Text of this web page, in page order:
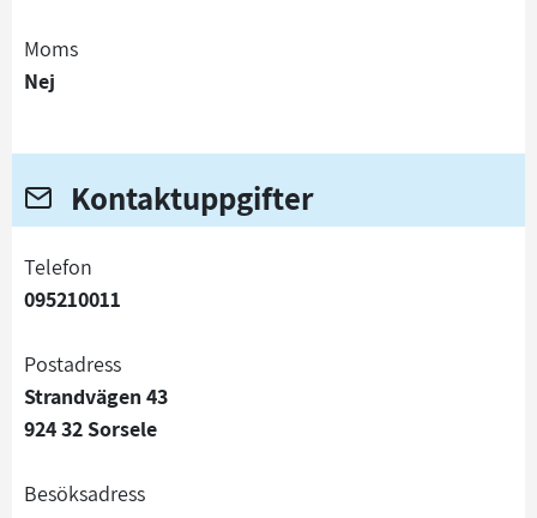
Moms
Nej
Kontaktuppgifter
telefon
095210011
Postadress
Strandvägen 43
924 32 Sorsele
Besöksadress